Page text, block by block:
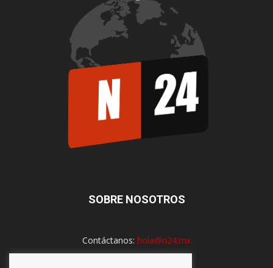
SOBRE NOSOTROS
Contáctanos: hola@n24.mx